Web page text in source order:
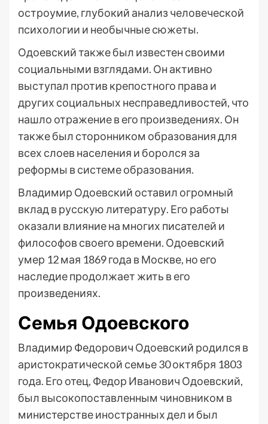
остроумие, глубокий анализ человеческой
психологии и необычные сюжеты.
Одоевский также был известен своими
социальными взглядами. Он активно
выступал против крепостного права и
других социальных несправедливостей, что
нашло отражение в его произведениях. Он
также был сторонником образования для
всех слоев населения и боролся за
реформы в системе образования.
Владимир Одоевский оставил огромный
вклад в русскую литературу. Его работы
оказали влияние на многих писателей и
философов своего времени. Одоевский
умер 12 мая 1869 года в Москве, но его
наследие продолжает жить в его
произведениях.
Семья Одоевского
Владимир Федорович Одоевский родился в
аристократической семье 30 октября 1803
года. Его отец, Федор Иванович Одоевский,
был высокопоставленным чиновником в
министерстве иностранных дел и был